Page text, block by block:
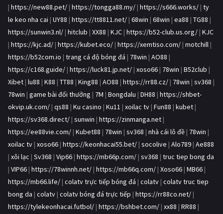
| https://new88.pet/ | https://tongga88.my/ | https://s666.works/ | ty
le keo nha cai | UY88 | https://tt8811.net/ | 68win | 68win | ea88 | TG88 |
https://sunwin3.nl/ | hitclub | XX88 | KJC | https://b52-club.us.org/ | KJC
| https://kjc.ad/ | https://kubet.eco/ | https://xemtiso.com/ | motchill |
https://b52com.io | trang cá độ bóng đá | 78win | AO88 |
https://c168.guide/ | https://luck81.jp.net/ | xoso66 | 78win | B52club |
Xibet | lu88 | K88 | TT88 | King88 | AO88 | https://rr88.cz/ | 78win | sv368 |
78win | game bài đổi thưởng | 7M | Bongdalu | DH88 | https://shbet-
okvip.uk.com/ | qs88 | Ku casino | Ku11 | xoilac tv | Fun88 | kubet |
https://sv368.direct/ | sunwin | https://zinmanga.net |
https://ee88vie.com/ | Kubet88 | 78win | sv368 | nhà cái lô đề | 78win |
xoilac tv | xoso66 | https://keonhacai55.bet/ | socolive | Alo789 | Ae888
| xôi lạc | Sv368 | Vip66 | https://mb66p.com/ | sv368 | truc tiep bong da
| VIP66 | https://78winnh.net/ | https://mb66q.com/ | Xoso66 | MB66 |
https://mb66.life/ | colatv trực tiếp bóng đá | colatv | colatv truc tiep
bong da | colatv | colatv bóng đá trực tiếp | https://rr88co.net/ |
https://tylekeonhacai.futbol/ | https://bshbet.com/ | xx88 | RR88 |